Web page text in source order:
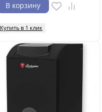
В корзину
Купить в 1 клик